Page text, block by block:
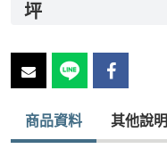
坪
商品資料 其他說明